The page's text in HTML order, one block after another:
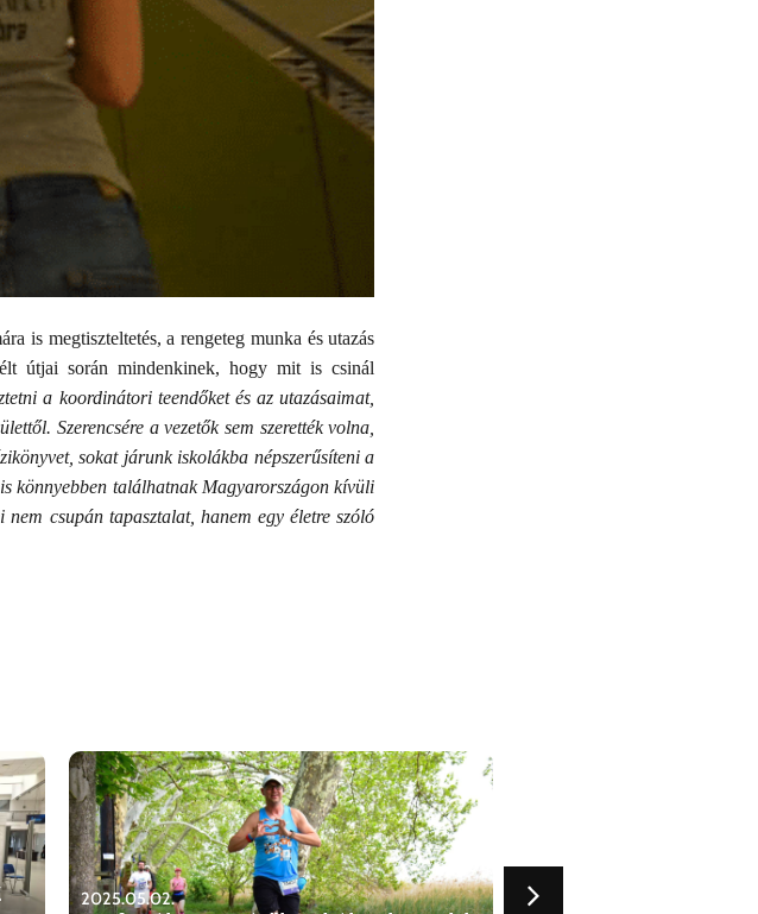
is megtiszteltetés, a rengeteg munka és utazás
útjai során mindenkinek, hogy mit is csinál
a koordinátori teendőket és az utazásaimat,
Szerencsére a vezetők sem szerették volna,
sokat járunk iskolákba népszerűsíteni a
könnyebben találhatnak Magyarországon kívüli
csupán tapasztalat, hanem egy életre szóló
2025.05.02.
2025.04.10.
Túrázz velünk!